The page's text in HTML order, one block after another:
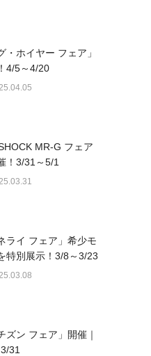
・ホイヤー フェア」
4/5～4/20
MR-G フェア
！3/31～5/1
ライ フェア」希少モ
特別展示！3/8～3/23
ズン フェア」開催｜
31